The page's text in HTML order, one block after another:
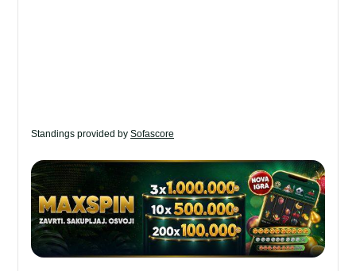
Standings provided by Sofascore